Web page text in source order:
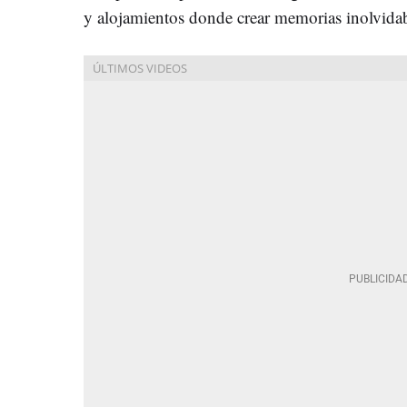
y alojamientos donde crear memorias